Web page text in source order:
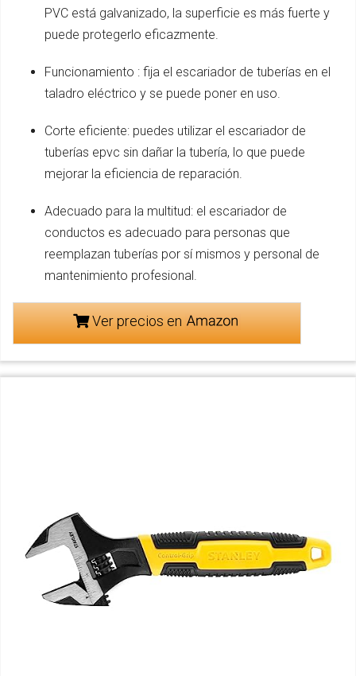
PVC está galvanizado, la superficie es más fuerte y
puede protegerlo eficazmente.
Funcionamiento : fija el escariador de tuberías en el
taladro eléctrico y se puede poner en uso.
Corte eficiente: puedes utilizar el escariador de
tuberías epvc sin dañar la tubería, lo que puede
mejorar la eficiencia de reparación.
Adecuado para la multitud: el escariador de
conductos es adecuado para personas que
reemplazan tuberías por sí mismos y personal de
mantenimiento profesional.
Ver precios en